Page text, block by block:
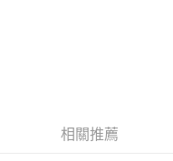
相關推薦